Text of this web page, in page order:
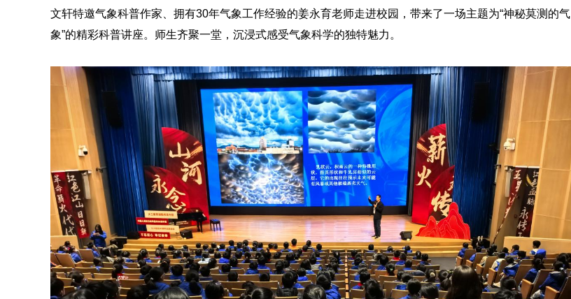
传真机
文轩特邀气象科普作家、拥有30年气象工作经验的姜永育老师走进校园，带来了一场主题为“神秘莫测的气
象”的精彩科普讲座。师生齐聚一堂，沉浸式感受气象科学的独特魅力。